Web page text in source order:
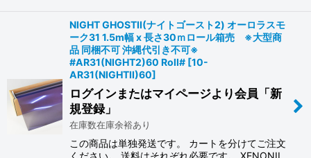
NIGHT GHOSTII(ナイトゴースト2) オーロラスモ
ーク31 1.5m幅 x 長さ30ｍロール箱売 ※大型商
品 同梱不可 沖縄代引き不可※
#AR31(NIGHT2)60 Roll# [10-
AR31(NIGHTII)60]
ログインまたはマイページより会員「新
規登録」
在庫数在庫余裕あり
この商品は単独発送です。 カートを分けてご注文
ください。 送料はそれぞれ必要です。 XENONII